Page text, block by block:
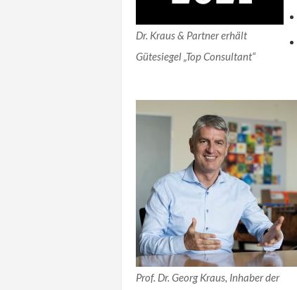
Dr. Kraus & Partner erhält
Gütesiegel „Top Consultant“
Prof. Dr. Georg Kraus, Inhaber der